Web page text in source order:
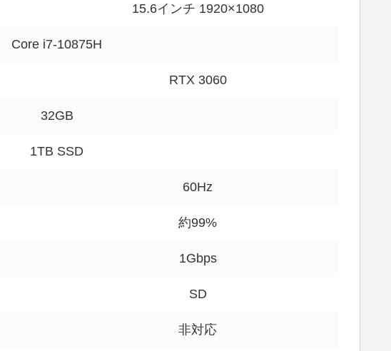
15.6インチ 1920×1080
Core i7-10875H
RTX 3060
32GB
1TB SSD
60Hz
約99%
1Gbps
SD
非対応